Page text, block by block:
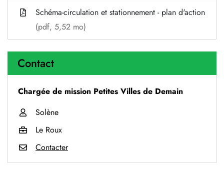
Schéma-circulation et stationnement - plan d'action
(pdf, 5,52 mo)
Contact
Chargée de mission Petites Villes de Demain
Solène
Le Roux
Contacter